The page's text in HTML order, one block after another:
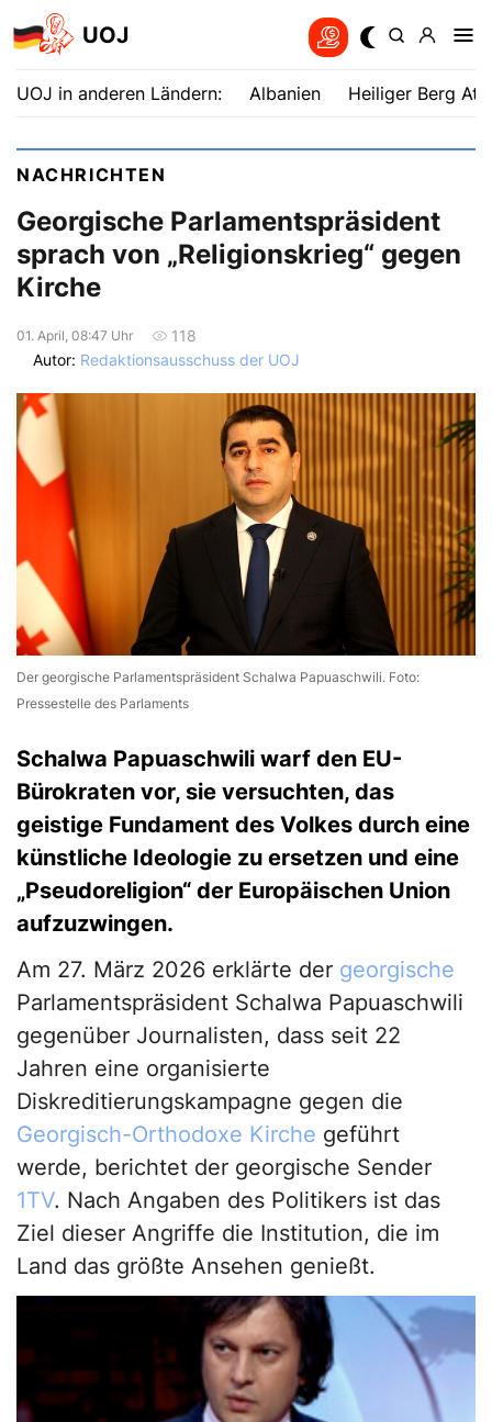
UOJ
UOJ in anderen Ländern: Albanien Heiliger Berg
NACHRICHTEN
Georgische Parlamentspräsident
sprach von „Religionskrieg“ gegen
Kirche
01. April, 08:47 Uhr
118
Autor: Redaktionsausschuss der UOJ
Der georgische Parlamentspräsident Schalwa Papuaschwili. Foto:
Pressestelle des Parlaments
Schalwa Papuaschwili warf den EU-
Bürokraten vor, sie versuchten, das
geistige Fundament des Volkes durch eine
künstliche Ideologie zu ersetzen und eine
„Pseudoreligion“ der Europäischen Union
aufzuzwingen.
Am 27. März 2026 erklärte der georgische
Parlamentspräsident Schalwa Papuaschwili
gegenüber Journalisten, dass seit 22
Jahren eine organisierte
Diskreditierungskampagne gegen die
Georgisch-Orthodoxe Kirche geführt
werde, berichtet der georgische Sender
1TV. Nach Angaben des Politikers ist das
Ziel dieser Angriffe die Institution, die im
Land das größte Ansehen genießt.